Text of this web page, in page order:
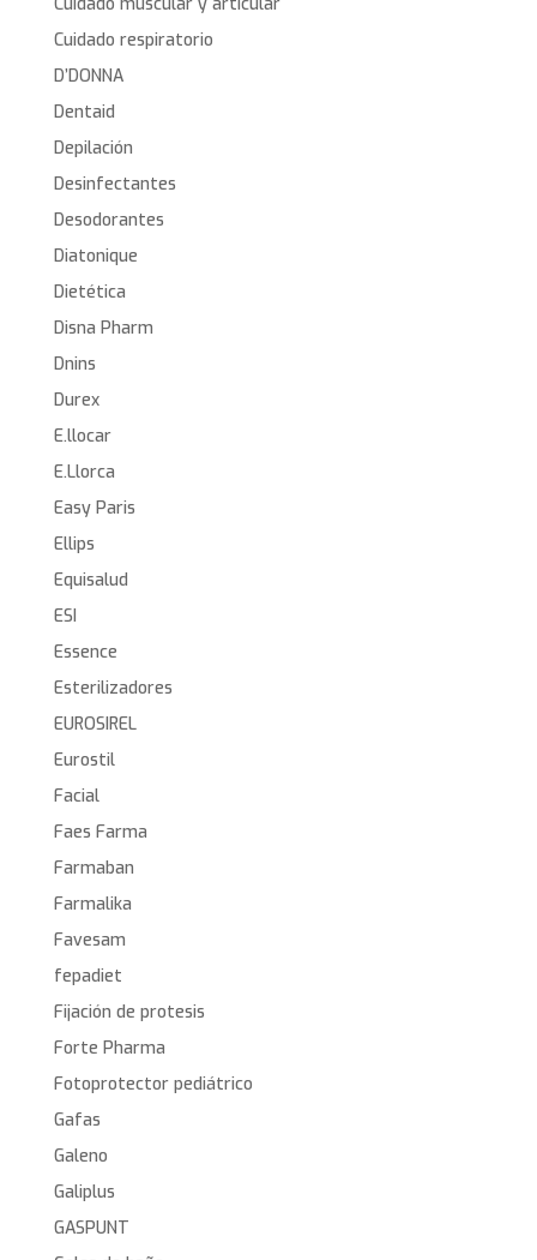
Cuidado respiratorio
D’DONNA
Dentaid
Depilación
Desinfectantes
Desodorantes
Diatonique
Dietética
Disna Pharm
Dnins
Durex
E.llocar
E.Llorca
Easy Paris
Ellips
Equisalud
ESI
Essence
Esterilizadores
EUROSIREL
Eurostil
Facial
Faes Farma
Farmaban
Farmalika
Favesam
fepadiet
Fijación de protesis
Forte Pharma
Fotoprotector pediátrico
Gafas
Galeno
Galiplus
GASPUNT